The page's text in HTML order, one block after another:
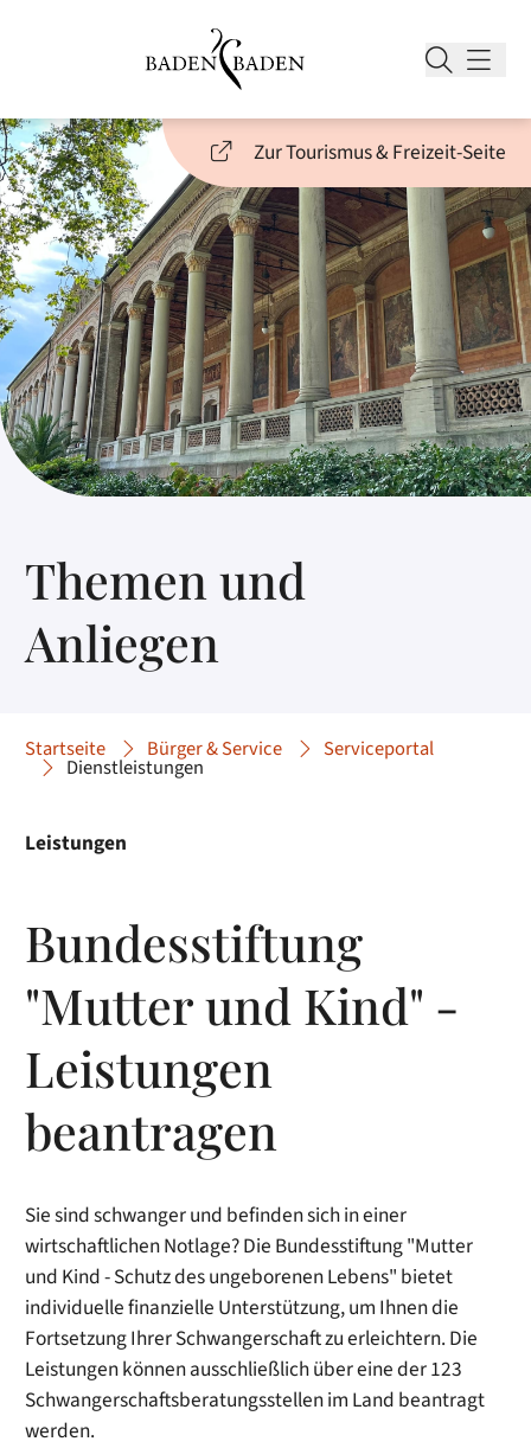
Zur Tourismus & Freizeit-Seite
Themen und
Anliegen
Startseite Bürger & Service Serviceportal
Dienstleistungen
Leistungen
Bundesstiftung
"Mutter und Kind" -
Leistungen
beantragen
Sie sind schwanger und befinden sich in einer
wirtschaftlichen Notlage? Die Bundesstiftung "Mutter
und Kind - Schutz des ungeborenen Lebens" bietet
individuelle finanzielle Unterstützung, um Ihnen die
Fortsetzung Ihrer Schwangerschaft zu erleichtern. Die
Leistungen können ausschließlich über eine der 123
Schwangerschaftsberatungsstellen im Land beantragt
werden.